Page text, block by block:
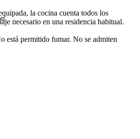
la cocina cuenta todos los
necesario en una residencia habitual.
está permitido fumar. No se admiten